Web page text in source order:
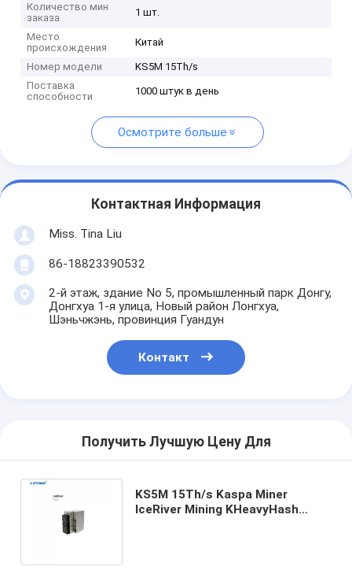
Количество мин
заказа
1 шт.
Место
происхождения
Китай
Номер модели
KS5M 15Th/s
Поставка
способности
1000 штук в день
Осмотрите больше
Контактная Информация
Miss. Tina Liu
86-18823390532
2-й этаж, здание No 5, промышленный парк Донгу,
Донгхуа 1-я улица, Новый район Лонгхуа,
Шэньчжэнь, провинция Гуандун
Контакт
Получить Лучшую Цену Для
KS5M 15Th/s Kaspa Miner
IceRiver Mining KHeavyHash